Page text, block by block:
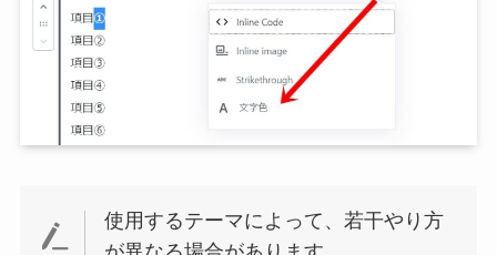
使用するテーマによって、若干やり方